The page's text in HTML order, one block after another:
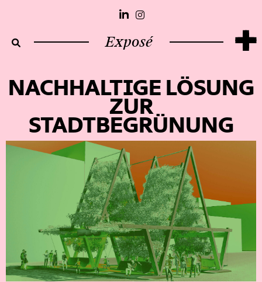
Exposé +
NACHHALTIGE LÖSUNG
ZUR
STADTBEGRÜNUNG